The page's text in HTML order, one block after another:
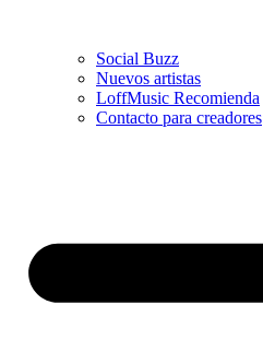
Social Buzz
Nuevos artistas
LoffMusic Recomienda
Contacto para creadores